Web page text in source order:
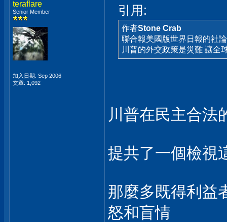
teraflare
Senior Member
加入日期: Sep 2006
文章: 1,092
引用:
作者Stone Crab
聯合報美國版世界日報的社
川普的外交政策是災難 讓全
川普在民主合法
提共了一個檢視
那麼多既得利益
怒和盲情